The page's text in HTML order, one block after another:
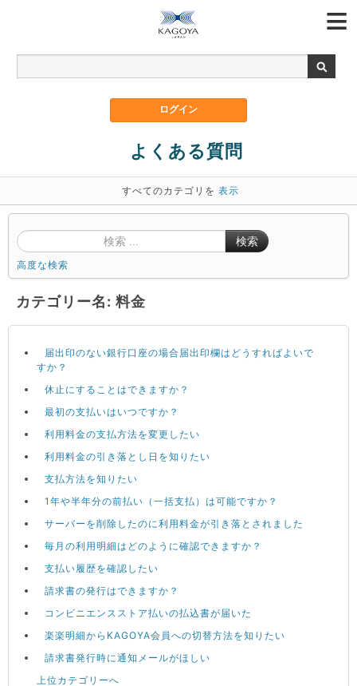
よくある質問
すべてのカテゴリを 表示
検索
高度な検索
カテゴリー名: 料金
届出印のない銀行口座の場合届出印欄はどうすればよいで
すか？
休止にすることはできますか？
最初の支払いはいつですか？
利用料金の支払方法を変更したい
利用料金の引き落とし日を知りたい
支払方法を知りたい
1年や半年分の前払い（一括支払）は可能ですか？
サーバーを削除したのに利用料金が引き落とされました
毎月の利用明細はどのように確認できますか？
支払い履歴を確認したい
請求書の発行はできますか？
コンビニエンスストア払いの払込書が届いた
楽楽明細からKAGOYA会員への切替方法を知りたい
請求書発行時に通知メールがほしい
上位カテゴリーへ